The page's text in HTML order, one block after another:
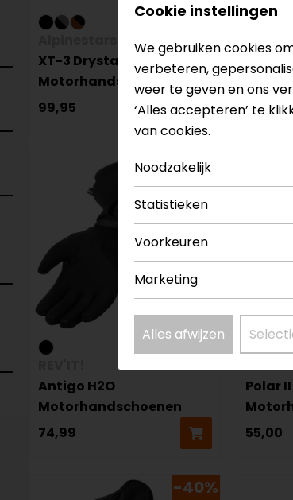
XT-3 Drystar Insulated
Motorhandschoenen
99,95
Bering
Halifax
99,99
Antigo H2O
Motorhandschoenen
74,99
SECA
Polar
55,00
-40%
Cookie instellingen
We gebruiken cookies
verbeteren,
weer te geven en ons
‘Alles accepteren’ te
van cookies.
Noodzakelijk
Statistieken
Voorkeuren
Marketing
Alles afwijzen